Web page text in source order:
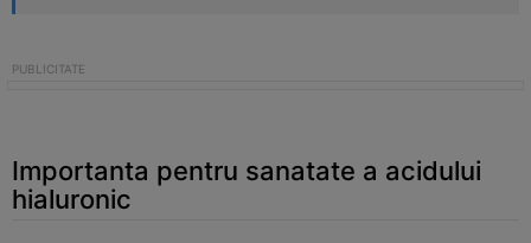
Importanta pentru sanatate a acidului
hialuronic